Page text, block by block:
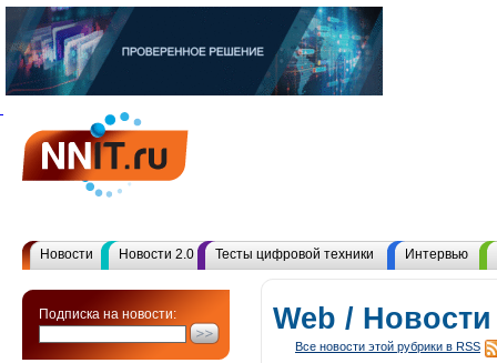
Новости Новости 2.0 Тесты цифровой техники Интервью
Подписка на новости: Web / Новости
Все новости этой рубрики в RSS